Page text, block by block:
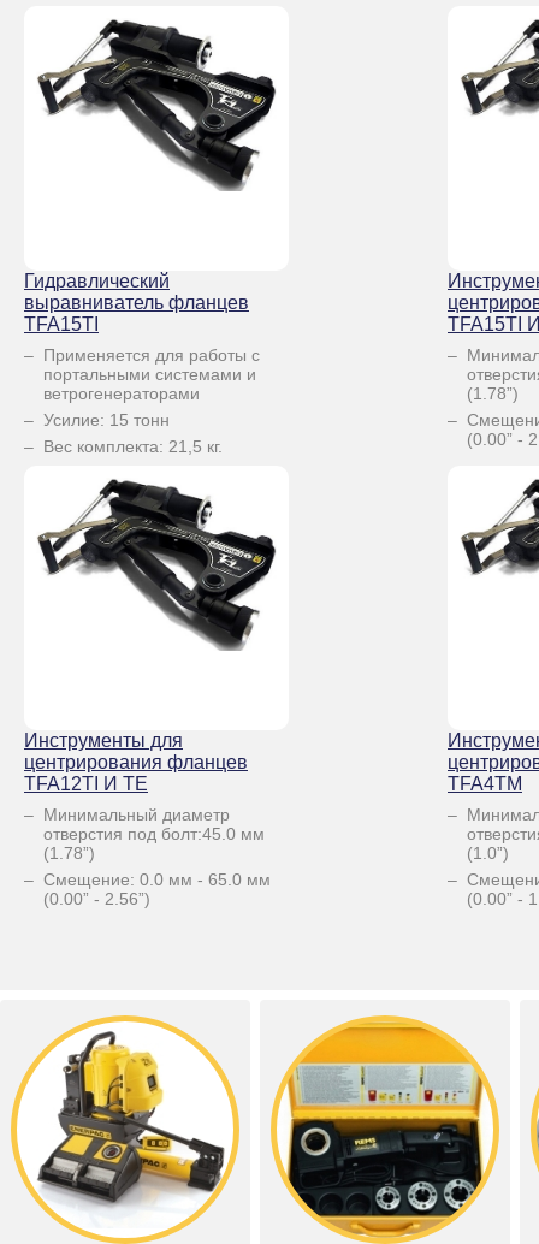
Гидравлический
выравниватель фланцев
TFA15TI
Применяется для работы с
портальными системами и
ветрогенераторами
Усилие: 15 тонн
Вес комплекта: 21,5 кг.
TFA15TI
(1.78”)
(0.00” -
Инструменты для
центрирования фланцев
TFA12TI И TE
Минимальный диаметр
отверстия под болт:45.0 мм
(1.78”)
Смещение: 0.0 мм - 65.0 мм
(0.00” - 2.56”)
TFA4TM
(1.0”)
(0.00” -